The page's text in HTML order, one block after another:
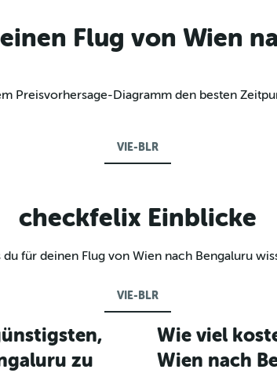
Flug von Wien
Preisvorhersage-Diagramm den besten
VIE-BLR
checkfelix Einblicke
du für deinen Flug von Wien nach Bengaluru
VIE-BLR
zu
Wie viel
Wien nach